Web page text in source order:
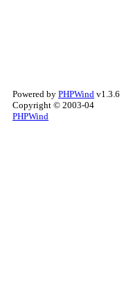
Powered by PHPWind v1.3.6
Copyright © 2003-04
PHPWind